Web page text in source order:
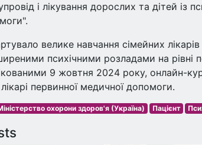
і лікування дорослих та дітей із
велике навчання сімейних
психічними розладами на рівні
9 жовтня 2024 року, онлайн-
первинної медичної допомоги.
охорони здоров'я (Україна) Пацієнт